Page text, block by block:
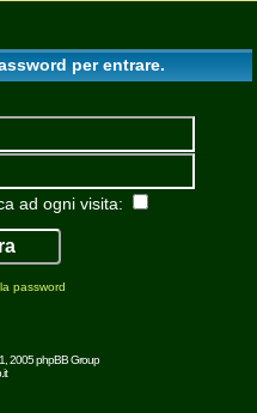
per entrare.
ad ogni visita:
password
2005 phpBB Group